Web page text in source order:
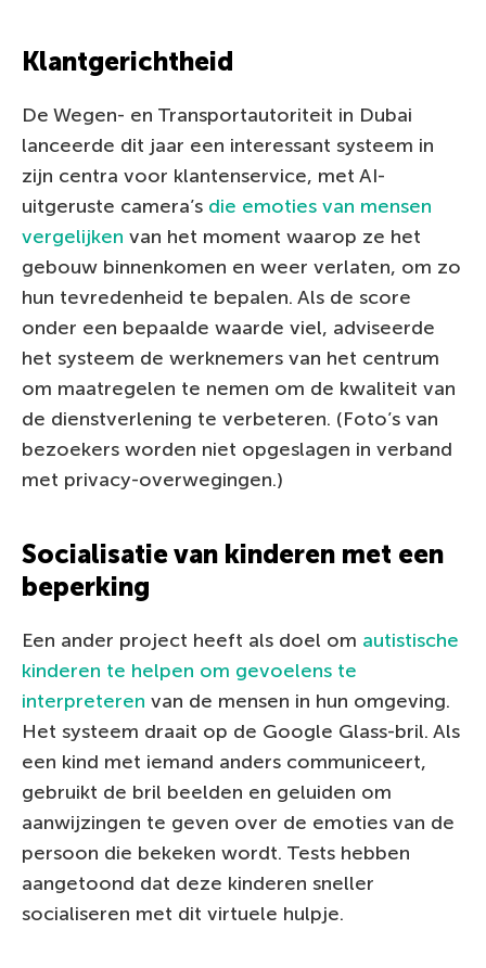
Klantgerichtheid
De Wegen- en Transportautoriteit in Dubai
lanceerde dit jaar een interessant systeem in
zijn centra voor klantenservice, met AI-
uitgeruste camera’s die emoties van mensen
vergelijken van het moment waarop ze het
gebouw binnenkomen en weer verlaten, om zo
hun tevredenheid te bepalen. Als de score
onder een bepaalde waarde viel, adviseerde
het systeem de werknemers van het centrum
om maatregelen te nemen om de kwaliteit van
de dienstverlening te verbeteren. (Foto’s van
bezoekers worden niet opgeslagen in verband
met privacy-overwegingen.)
Socialisatie van kinderen met een
beperking
Een ander project heeft als doel om autistische
kinderen te helpen om gevoelens te
interpreteren van de mensen in hun omgeving.
Het systeem draait op de Google Glass-bril. Als
een kind met iemand anders communiceert,
gebruikt de bril beelden en geluiden om
aanwijzingen te geven over de emoties van de
persoon die bekeken wordt. Tests hebben
aangetoond dat deze kinderen sneller
socialiseren met dit virtuele hulpje.